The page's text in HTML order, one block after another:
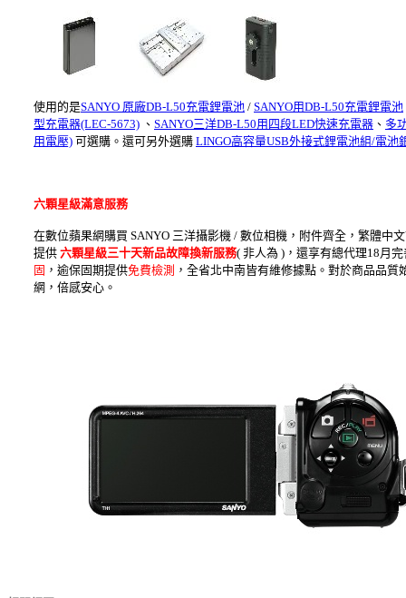
使用的是SANYO 原廠DB-L50充電鋰電池 / SANYO用DB-L50充電鋰電池
型充電器(LEC-5673) 、 SANYO三洋DB-L50用四段LED快速充電器 、 多
用電壓) 可選購。還可另外選購 LINGO高容量USB外接式鋰電池組/電池
六顆星級滿意服務
在數位蘋果網購買 SANYO 三洋攝影機 / 數位相機，附件齊全，繁體
提供 六顆星級三十天新品故障換新服務( 非人為 )，還享有總代理18月
固 ，逾保固期提供免費檢測 ，全省北中南皆有維修據點。對於商品品
網，倍感安心。